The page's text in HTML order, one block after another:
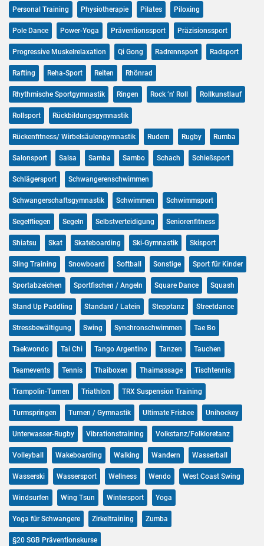
Personal Training Physiotherapie Pilates Piloxing
Pole Dance Power-Yoga Präventionssport Präzisionssport
Progressive Muskelrelaxation Qi Gong Radrennsport Radsport
Rafting Reha-Sport Reiten Rhönrad
Rhythmische Sportgymnastik Ringen Rock ’n’ Roll Rollkunstlauf
Rollsport Rückbildungsgymnastik
Rückenfitness/ Wirbelsäulengymnastik Rudern Rugby Rumba
Salonsport Salsa Samba Sambo Schach Schießsport
Schlägersport Schwangerenschwimmen
Schwangerschaftsgymnastik Schwimmen Schwimmsport
Segelfliegen Segeln Selbstverteidigung Seniorenfitness
Shiatsu Skat Skateboarding Ski-Gymnastik Skisport
Sling Training Snowboard Softball Sonstige Sport für Kinder
Sportabzeichen Sportfischen / Angeln Square Dance Squash
Stand Up Paddling Standard / Latein Stepptanz Streetdance
Stressbewältigung Swing Synchronschwimmen Tae Bo
Taekwondo Tai Chi Tango Argentino Tanzen Tauchen
Teamevents Tennis Thaiboxen Thaimassage Tischtennis
Trampolin-Turnen Triathlon TRX Suspension Training
Turmspringen Turnen / Gymnastik Ultimate Frisbee Unihockey
Unterwasser-Rugby Vibrationstraining Volkstanz/Folkloretanz
Volleyball Wakeboarding Walking Wandern Wasserball
Wasserski Wassersport Wellness Wendo West Coast Swing
Windsurfen Wing Tsun Wintersport Yoga
Yoga für Schwangere Zirkeltraining Zumba
§20 SGB Präventionskurse